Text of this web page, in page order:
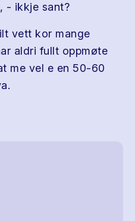
- ikkje sant?
vett kor mange
aldri fullt oppmøte
me vel e en 50-60